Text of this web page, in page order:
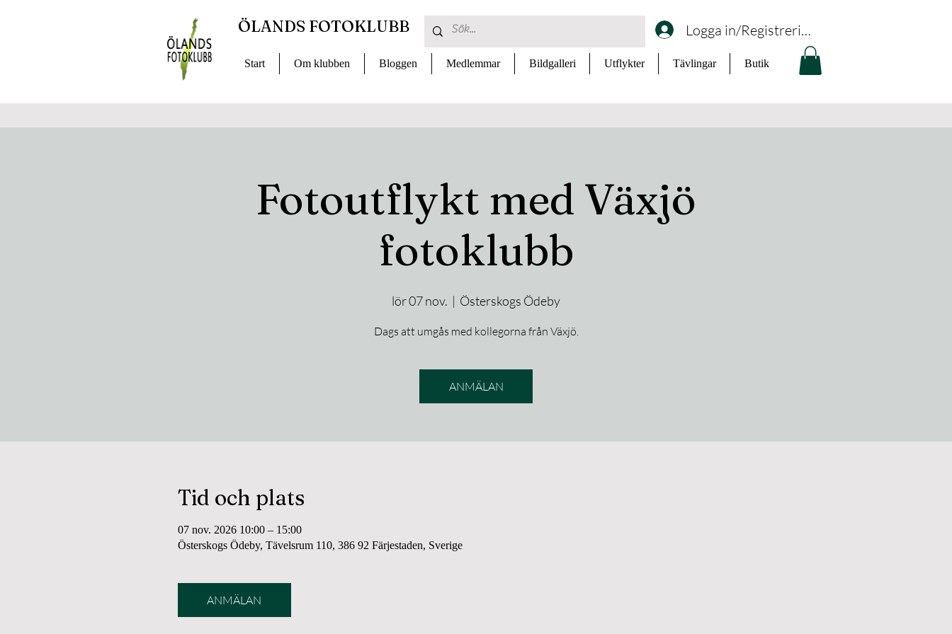
Logga in/Registrering
Start Om klubben Bloggen Medlemmar Bildgalleri Utflykter Tävlingar Butik
ÖLANDS FOTOKLUBB
Fotoutflykt med Växjö
fotoklubb
lör 07 nov.
  |
Österskogs Ödeby
Dags att umgås med kollegorna från Växjö.
ANMÄLAN
Tid och plats
07 nov. 2026 10:00 – 15:00
Österskogs Ödeby, Tävelsrum 110, 386 92 Färjestaden, Sverige
ANMÄLAN